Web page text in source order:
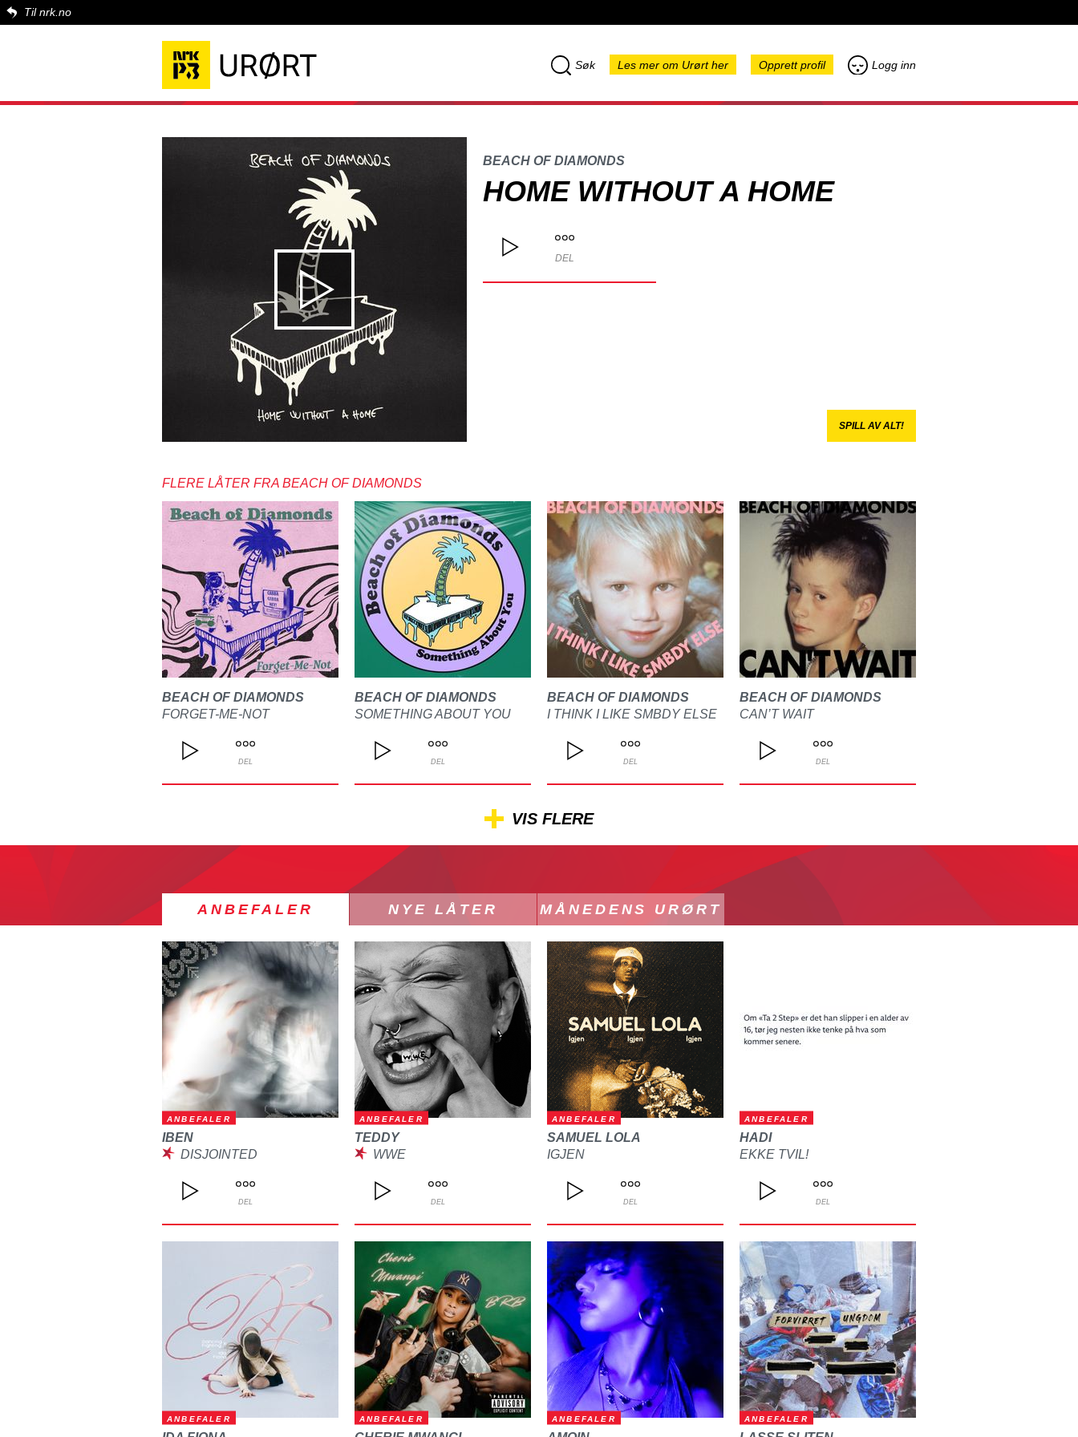
Til nrk.no
Søk Les mer om Urørt her Opprett profil Logg inn
BEACH OF DIAMONDS
HOME WITHOUT A HOME
DEL
SPILL AV ALT!
FLERE LÅTER FRA BEACH OF DIAMONDS
BEACH OF DIAMONDS
FORGET-ME-NOT
DEL
BEACH OF DIAMONDS
SOMETHING ABOUT YOU
DEL
BEACH OF DIAMONDS
I THINK I LIKE SMBDY ELSE
DEL
BEACH OF DIAMONDS
CAN’T WAIT
DEL
VIS FLERE
ANBEFALER NYE LÅTER MÅNEDENS URØRT
ANBEFALER
IBEN
DISJOINTED
DEL
ANBEFALER
TEDDY
WWE
DEL
ANBEFALER
SAMUEL LOLA
IGJEN
DEL
ANBEFALER
HADI
EKKE TVIL!
DEL
ANBEFALER ANBEFALER ANBEFALER ANBEFALER